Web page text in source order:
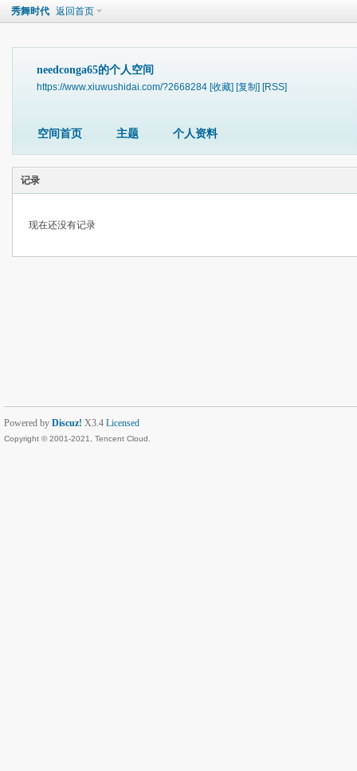
秀舞时代 返回首页
needconga65的个人空间
https://www.xiuwushidai.com/?2668284 [收藏] [复制] [RSS]
空间首页 主题 个人资料
记录
现在还没有记录
Powered by Discuz! X3.4 Licensed
Copyright © 2001-2021, Tencent Cloud.